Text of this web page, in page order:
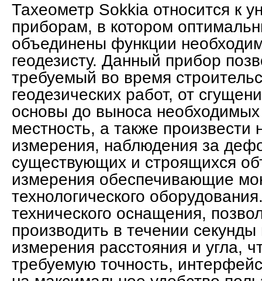
Тахеометр Sokkia относится к
приборам, в котором
объединены функции
геодезисту. Данный прибор
требуемый во время
геодезических работ, от
основы до выноса
местность, а также
измерения, наблюдения за
существующих и строящихся
измерения обеспечивающие
технологического
технического оснащения,
производить в течении
измерения расстояния и угла,
требуемую точность,